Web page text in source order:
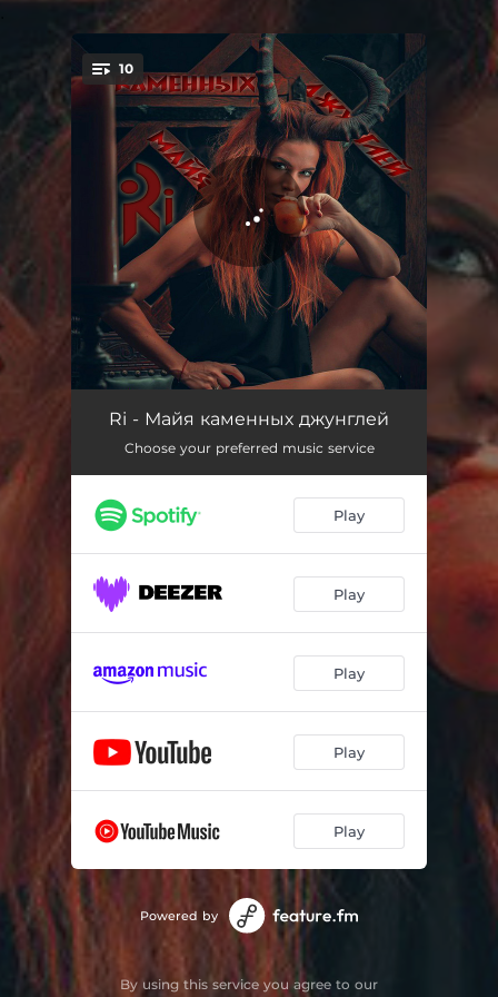
You're all set!
10
Майя каменных джунглей 02:49
Холодно 02:49
Выше неба 03:41
Ищу тебя
Ни веры, ни надежды, ни любви 03:14
Солнце 02:59
Вороны 02:40
03:44
Ri - Майя каменных джунглей
Choose your preferred music service
Play
Play
Play
Play
Play
Powered by
By using this service you agree to our